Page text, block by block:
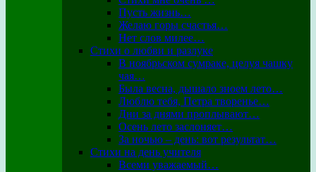
Пусть жизнь…
Желаю горы счастья…
Нет слов милее…
Стихи о любви и разлуке
В ноябрьском сумраке, целуя чашку
чая…
Была весна, дышало зноем лето…
Люблю тебя, Петра творенье…
Дни за днями проплывают…
Осень лето заслоняет…
За ночью – день: вот результат…
Стихи на день учителя
Всеми уважаемый…